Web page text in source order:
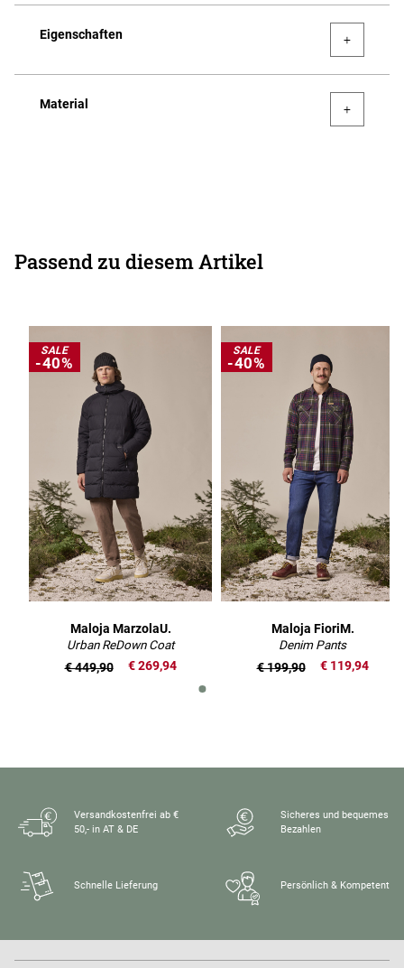
Eigenschaften
Material
Passend zu diesem Artikel
SALE
-40%
Maloja MarzolaU.
Urban ReDown Coat
€ 269,94
€ 449,90
SALE
-40%
Maloja FioriM.
Denim Pants
€ 119,94
€ 199,90
Versandkostenfrei ab €
50,- in AT & DE
Sicheres und bequemes
Bezahlen
Schnelle Lieferung Persönlich & Kompetent